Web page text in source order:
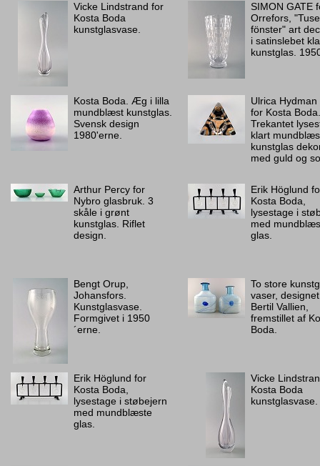
Vicke Lindstrand for
Kosta Boda
kunstglasvase.
SIMON GATE
Orrefors,
fönster" art
i satinslebet
kunstglas.
Kosta Boda. Æg i lilla
mundblæst kunstglas.
Svensk design
1980'erne.
Ulrica Hydman
for Kosta Boda.
Trekantet
klart
kunstglas
med guld og
Arthur Percy for
Nybro glasbruk. 3
skåle i grønt
kunstglas. Riflet
design.
Erik Höglund
Kosta Boda,
lysestage i
med
glas.
Bengt Orup,
Johansfors.
Kunstglasvase.
Formgivet i 1950
´erne.
To store
vaser,
Bertil Vallien,
fremstillet af
Boda.
Erik Höglund for
Kosta Boda,
lysestage i støbejern
med mundblæste
glas.
Vicke
Kosta Boda
kunstglasvase.